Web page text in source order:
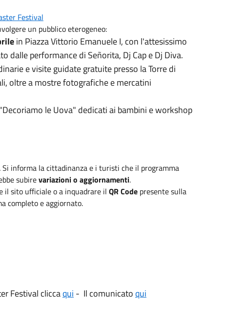
Festival
un pubblico eterogeneo:
in Piazza Vittorio Emanuele I, con l'attesissimo
dalle performance di Señorita, Dj Cap e Dj Diva.
e visite guidate gratuite presso la Torre di
oltre a mostre fotografiche e mercatini
le Uova" dedicati ai bambini e workshop
. Si informa la cittadinanza e i turisti che il programma
subirevariazioni o aggiornamenti.
sito ufficiale o a inquadrare il QR Codepresente sulla
completo e aggiornato.
Festival cliccaqui - Il comunicato qui